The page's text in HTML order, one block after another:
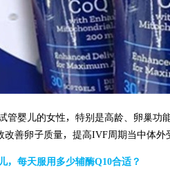
管婴儿的女性，特别是高龄、卵巢功
改善卵子质量，提高IVF周期当中体外
，每天服用多少辅酶Q10合适？